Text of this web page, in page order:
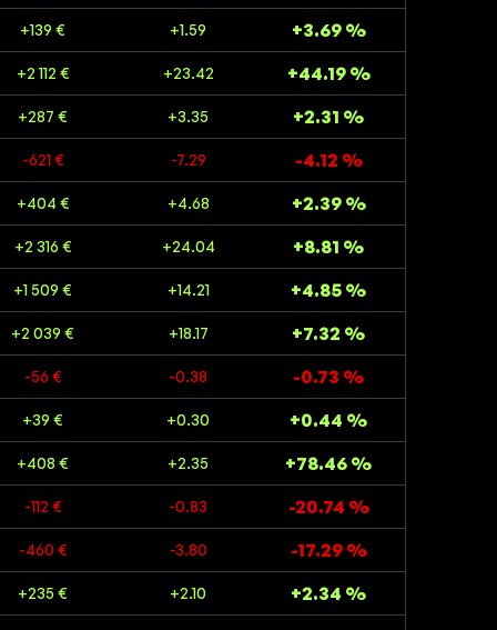
+139 € +1.59 +3.69 %
+2 112 € +23.42 +44.19 %
+287 € +3.35 +2.31 %
-621 € -7.29 -4.12 %
+404 € +4.68 +2.39 %
+2 316 € +24.04 +8.81 %
+1 509 € +14.21 +4.85 %
+2 039 € +18.17 +7.32 %
-56 € -0.38 -0.73 %
+39 € +0.30 +0.44 %
+408 € +2.35 +78.46 %
-112 € -0.83 -20.74 %
-460 € -3.80 -17.29 %
+235 € +2.10 +2.34 %